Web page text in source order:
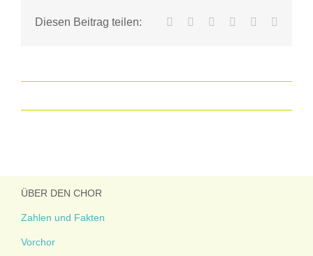
Diesen Beitrag teilen: Facebook LinkedInWhatsApp
Tumblr
ÜBER DEN CHOR
Zahlen und Fakten
Vorchor